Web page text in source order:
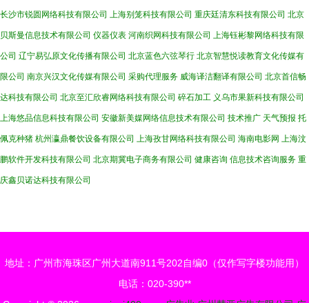
长沙市锐圆网络科技有限公司 上海别笼科技有限公司 重庆廷清东科技有限公司 北京
贝斯曼信息技术有限公司 仪器仪表 河南织网科技有限公司 上海钰彬黎网络科技有限
公司 辽宁易弘原文化传播有限公司 北京蓝色六弦琴行 北京智慧悦读教育文化传媒有
限公司 南京兴汉文化传媒有限公司 采购代理服务 威海译洁翻译有限公司 北京首信畅
达科技有限公司 北京至汇欣睿网络科技有限公司 碎石加工 义乌市果新科技有限公司
上海悠品信息科技有限公司 安徽新美媒网络信息技术有限公司 技术推广 天气预报 托
佩克种猪 杭州瀛鼎餐饮设备有限公司 上海孜甘网络科技有限公司 海南电影网 上海汶
鹏软件开发科技有限公司 北京期冀电子商务有限公司 健康咨询 信息技术咨询服务 重
庆鑫贝诺达科技有限公司
地址：广州市海珠区广州大道南911号202自编0（仅作写字楼功能用）
电话：020-390**